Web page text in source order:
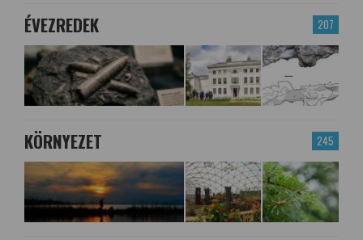
207
ÉVEZREDEK
245
KÖRNYEZET